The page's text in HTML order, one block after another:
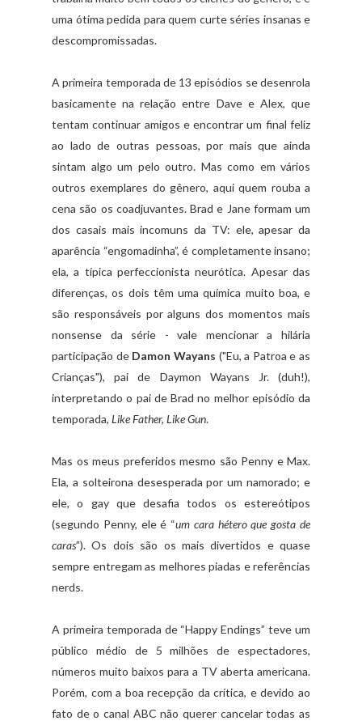
uma ótima pedida para quem curte séries insanas e
descompromissadas.
A primeira temporada de 13 episódios se desenrola
basicamente na relação entre Dave e Alex, que
tentam continuar amigos e encontrar um final feliz
ao lado de outras pessoas, por mais que ainda
sintam algo um pelo outro. Mas como em vários
outros exemplares do gênero, aqui quem rouba a
cena são os coadjuvantes. Brad e Jane formam um
dos casais mais incomuns da TV: ele, apesar da
aparência “engomadinha”, é completamente insano;
ela, a típica perfeccionista neurótica. Apesar das
diferenças, os dois têm uma química muito boa, e
são responsáveis por alguns dos momentos mais
nonsense da série - vale mencionar a hilária
participação de Damon Wayans ("Eu, a Patroa e as
Crianças"), pai de Daymon Wayans Jr. (duh!),
interpretando o pai de Brad no melhor episódio da
temporada, Like Father, Like Gun.
Mas os meus preferidos mesmo são Penny e Max.
Ela, a solteirona desesperada por um namorado; e
ele, o gay que desafia todos os estereótipos
(segundo Penny, ele é “um cara hétero que gosta de
caras”). Os dois são os mais divertidos e quase
sempre entregam as melhores piadas e referências
nerds.
A primeira temporada de “Happy Endings” teve um
público médio de 5 milhões de espectadores,
números muito baixos para a TV aberta americana.
Porém, com a boa recepção da crítica, e devido ao
fato de o canal ABC não querer cancelar todas as